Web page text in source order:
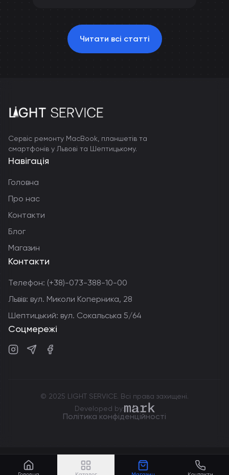
Читати всі статті
Сервіс ремонту MacBook, планшетів та
смартфонів у Львові та Шептицькому.
Навігація
Головна
Про нас
Контакти
Блог
Магазин
Контакти
Телефон: (+38)-073-388-10-00
Львів: вул. Миколи Коперника, 28
Шептицький: вул. Сокальська 5/64
Соцмережі
© 2025 LIGHT SERVICE. Всі права захищені.
Developed by:markdev.agency
Політика конфіденційності